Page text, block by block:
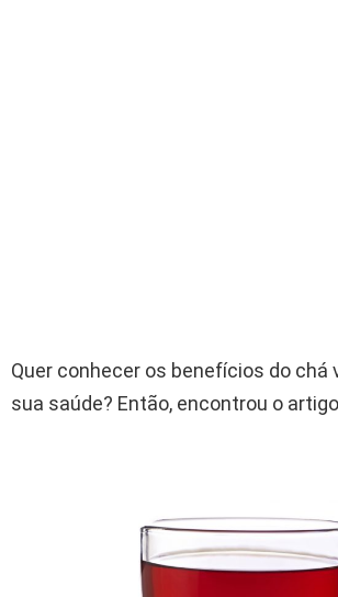
Quer conhecer os benefícios do chá
sua saúde? Então, encontrou o